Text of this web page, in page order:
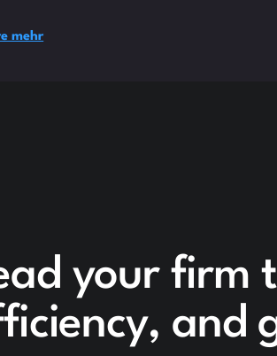
mehr
your firm
and